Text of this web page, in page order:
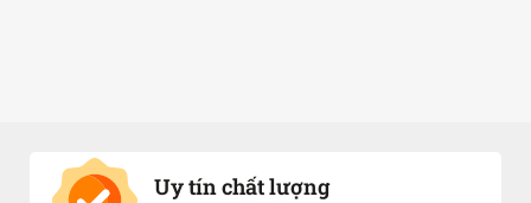
Uy tín chất lượng